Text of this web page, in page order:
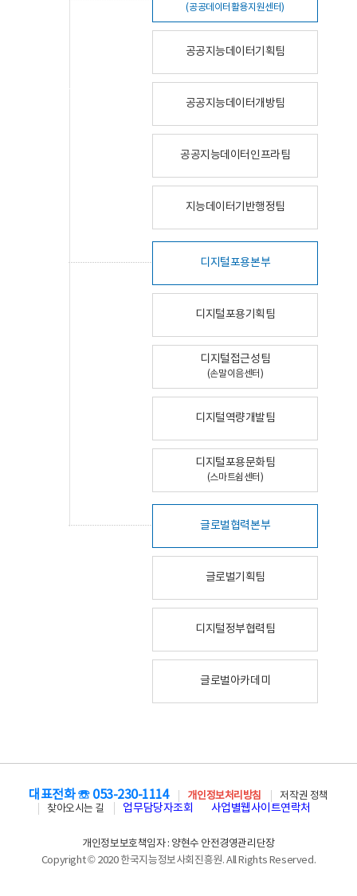
(공공데이터활용지원센터)
공공지능데이터기획팀
공공지능데이터개방팀
공공지능데이터인프라팀
지능데이터기반행정팀
디지털포용본부
디지털포용기획팀
디지털접근성팀
(손말이음센터)
디지털역량개발팀
디지털포용문화팀
(스마트쉼센터)
글로벌협력본부
글로벌기획팀
디지털정부협력팀
글로벌아카데미
대표전화 ☏ 053-230-1114 개인정보처리방침
저작권 정책
찾아오시는 길
업무담당자조회 사업별웹사이트연락처
개인정보보호책임자 : 양현수 안전경영관리단장
Copyright © 2020 한국지능정보사회진흥원. All Rights Reserved.